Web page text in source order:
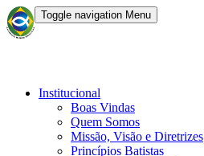
Toggle navigation Menu
Institucional
Boas Vindas
Quem Somos
Missão, Visão e Diretrizes
Princípios Batistas